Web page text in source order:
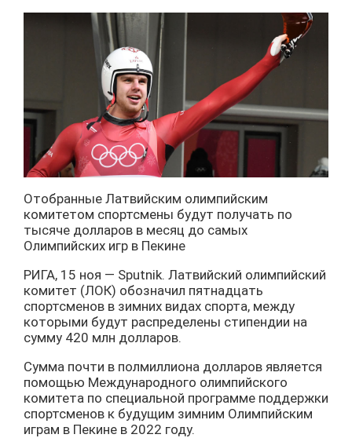
Отобранные Латвийским олимпийским
комитетом спортсмены будут получать по
тысяче долларов в месяц до самых
Олимпийских игр в Пекине
РИГА, 15 ноя — Sputnik. Латвийский олимпийский
комитет (ЛОК) обозначил пятнадцать
спортсменов в зимних видах спорта, между
которыми будут распределены стипендии на
сумму 420 млн долларов.
Сумма почти в полмиллиона долларов является
помощью Международного олимпийского
комитета по специальной программе поддержки
спортсменов к будущим зимним Олимпийским
играм в Пекине в 2022 году.